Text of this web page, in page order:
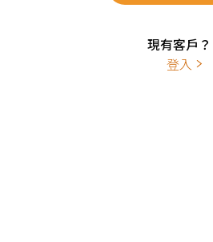
現有客戶？
登入